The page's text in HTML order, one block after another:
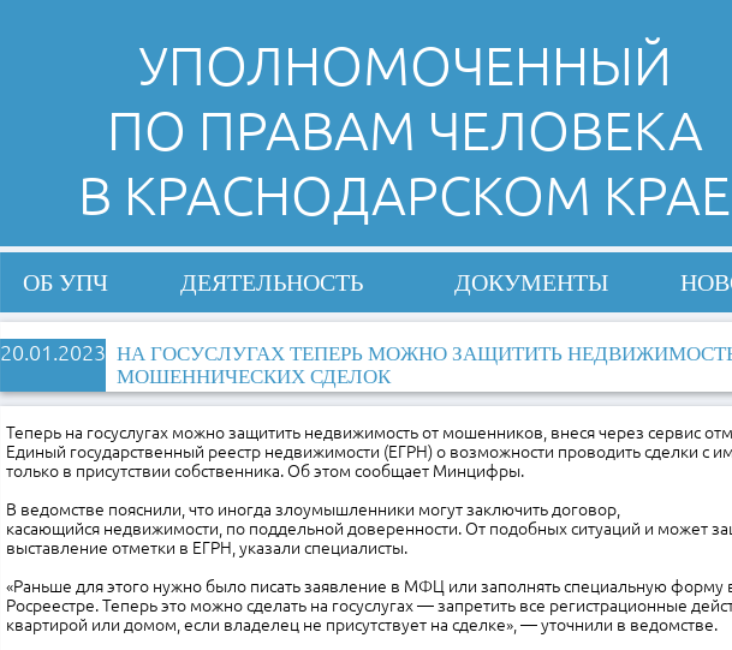
УПОЛНОМОЧЕННЫЙ
ПО ПРАВАМ ЧЕЛОВЕКА
В КРАСНОДАРСКОМ КРАЕ
ОБ УПЧ ДЕЯТЕЛЬНОСТЬ ДОКУМЕНТЫ
20.01.2023 НА ГОСУСЛУГАХ ТЕПЕРЬ МОЖНО ЗАЩИТИТЬ
МОШЕННИЧЕСКИХ СДЕЛОК
Теперь на госуслугах можно защитить недвижимость от мошенников, внеся через сервис
Единый государственный реестр недвижимости (ЕГРН) о возможности проводить сделки с
только в присутствии собственника. Об этом сообщает Минцифры.
В ведомстве пояснили, что иногда злоумышленники могут заключить договор,
касающийся недвижимости, по поддельной доверенности. От подобных ситуаций и может
выставление отметки в ЕГРН, указали специалисты.
«Раньше для этого нужно было писать заявление в МФЦ или заполнять специальную форму
Росреестре. Теперь это можно сделать на госуслугах — запретить все регистрационные
квартирой или домом, если владелец не присутствует на сделке», — уточнили в ведомстве.